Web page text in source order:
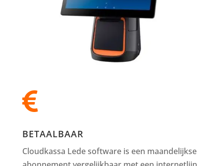

BETAALBAAR
Cloudkassa Lede software is een maandelijkse